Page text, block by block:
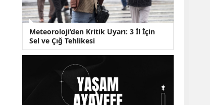
Meteoroloji’den Kritik Uyarı: 3 İl İçin
Sel ve Çığ Tehlikesi